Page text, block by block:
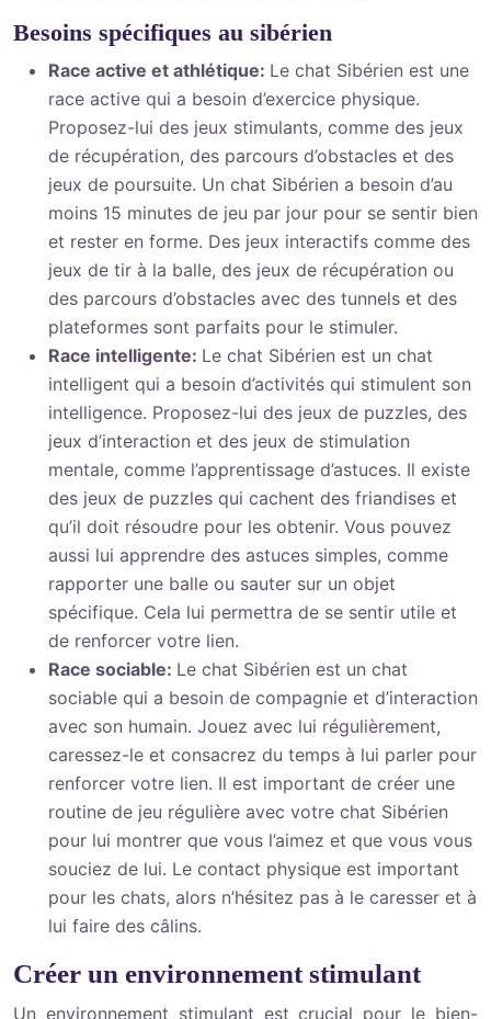
Besoins spécifiques au sibérien
Race active et athlétique: Le chat Sibérien est une
race active qui a besoin d’exercice physique.
Proposez-lui des jeux stimulants, comme des jeux
de récupération, des parcours d’obstacles et des
jeux de poursuite. Un chat Sibérien a besoin d’au
moins 15 minutes de jeu par jour pour se sentir bien
et rester en forme. Des jeux interactifs comme des
jeux de tir à la balle, des jeux de récupération ou
des parcours d’obstacles avec des tunnels et des
plateformes sont parfaits pour le stimuler.
Race intelligente: Le chat Sibérien est un chat
intelligent qui a besoin d’activités qui stimulent son
intelligence. Proposez-lui des jeux de puzzles, des
jeux d’interaction et des jeux de stimulation
mentale, comme l’apprentissage d’astuces. Il existe
des jeux de puzzles qui cachent des friandises et
qu’il doit résoudre pour les obtenir. Vous pouvez
aussi lui apprendre des astuces simples, comme
rapporter une balle ou sauter sur un objet
spécifique. Cela lui permettra de se sentir utile et
de renforcer votre lien.
Race sociable: Le chat Sibérien est un chat
sociable qui a besoin de compagnie et d’interaction
avec son humain. Jouez avec lui régulièrement,
caressez-le et consacrez du temps à lui parler pour
renforcer votre lien. Il est important de créer une
routine de jeu régulière avec votre chat Sibérien
pour lui montrer que vous l’aimez et que vous vous
souciez de lui. Le contact physique est important
pour les chats, alors n’hésitez pas à le caresser et à
lui faire des câlins.
Créer un environnement stimulant
Un environnement stimulant est crucial pour le bien-